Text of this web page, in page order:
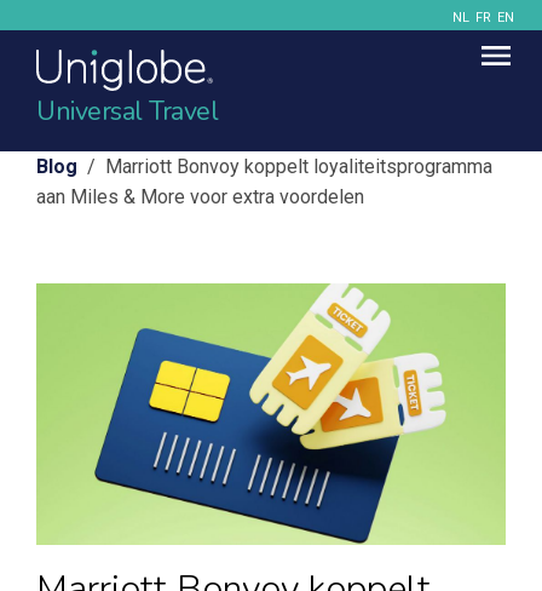
NL FR EN
Universal Travel
Blog / Marriott Bonvoy koppelt loyaliteitsprogramma
aan Miles & More voor extra voordelen